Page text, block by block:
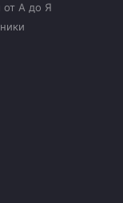
А до Я